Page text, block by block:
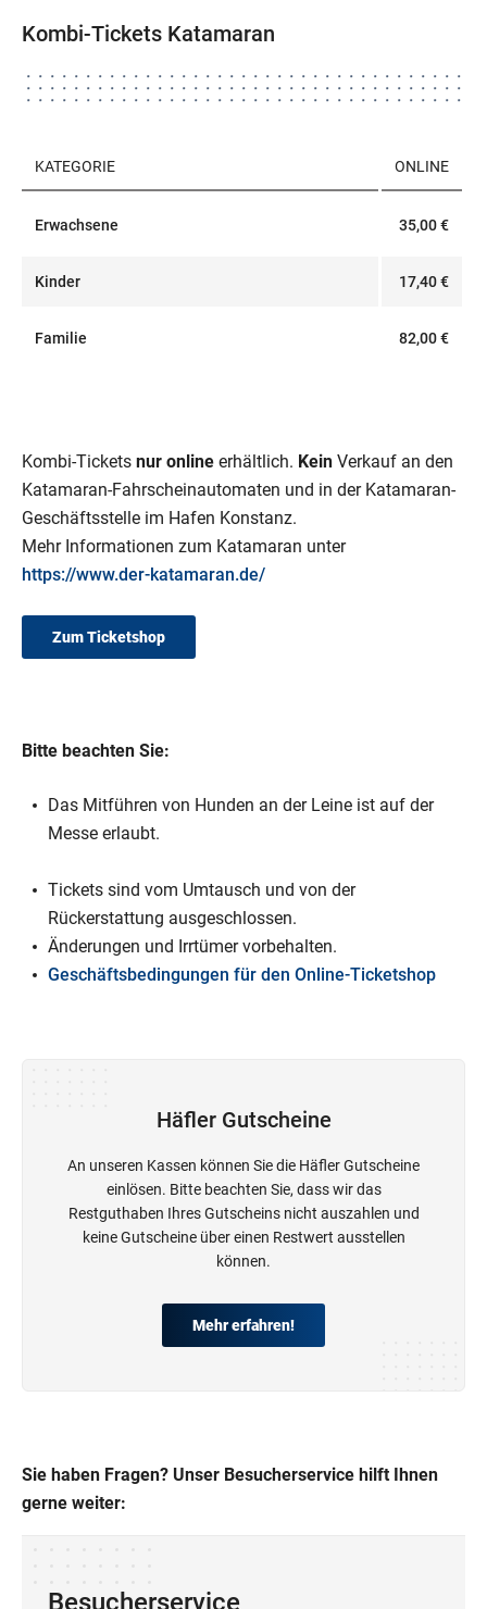
Kombi-Tickets Katamaran
KATEGORIE ONLINE
Erwachsene 35,00 €
Kinder 17,40 €
Familie 82,00 €
Kombi-Tickets nur online erhältlich. Kein Verkauf an den
Katamaran-Fahrscheinautomaten und in der Katamaran-
Geschäftsstelle im Hafen Konstanz.
Mehr Informationen zum Katamaran unter
https://www.der-katamaran.de/
Zum Ticketshop
Bitte beachten Sie:
Das Mitführen von Hunden an der Leine ist auf der
Messe erlaubt.
Tickets sind vom Umtausch und von der
Rückerstattung ausgeschlossen.
Änderungen und Irrtümer vorbehalten.
Geschäftsbedingungen für den Online-Ticketshop
Häfler Gutscheine
An unseren Kassen können Sie die Häfler Gutscheine
einlösen. Bitte beachten Sie, dass wir das
Restguthaben Ihres Gutscheins nicht auszahlen und
keine Gutscheine über einen Restwert ausstellen
können.
Mehr erfahren!
Sie haben Fragen? Unser Besucherservice hilft Ihnen
gerne weiter:
Besucherservice